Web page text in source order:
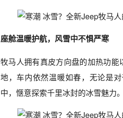
座舱温暖护航，风雪中不惧严寒
牧马人拥有真皮方向盘的加热功
地，车内依然温暖如春，无论是
中，惬意探索千里冰封的冰雪魅力。